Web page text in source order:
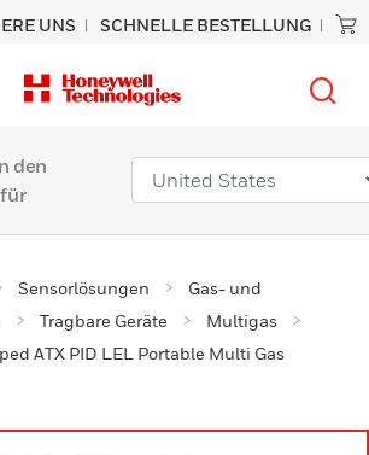
UNS SCHNELLE BESTELLUNG
den
Sensorlösungen
Gas- und
Tragbare Geräte
Multigas
ATX PID LEL Portable Multi Gas